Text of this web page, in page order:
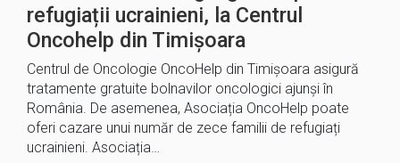
refugiații ucrainieni, la Centrul
Oncohelp din Timișoara
Centrul de Oncologie OncoHelp din Timișoara asigură
tratamente gratuite bolnavilor oncologici ajunși în
România. De asemenea, Asociația OncoHelp poate
oferi cazare unui număr de zece familii de refugiați
ucrainieni. Asociația…